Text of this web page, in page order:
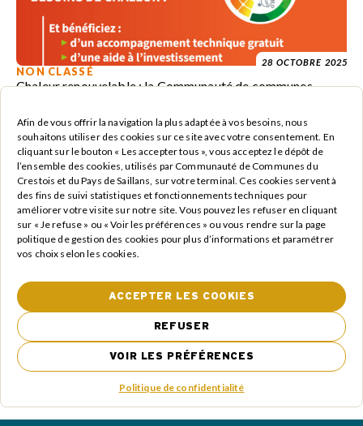
Afin de vous offrir la navigation la plus adaptée à vos besoins, nous
souhaitons utiliser des cookies sur ce site avec votre consentement. En
cliquant sur le bouton « Les accepter tous », vous acceptez le dépôt de
l’ensemble des cookies, utilisés par Communauté de Communes du
Crestois et du Pays de Saillans, sur votre terminal. Ces cookies servent à
des fins de suivi statistiques et fonctionnements techniques pour
améliorer votre visite sur notre site. Vous pouvez les refuser en cliquant
sur « Je refuse » ou « Voir les préférences » ou vous rendre sur la page
politique de gestion des cookies pour plus d’informations et paramétrer
vos choix selon les cookies.
ACCEPTER LES COOKIES
REFUSER
VOIR LES PRÉFÉRENCES
Politique de confidentialité
28 OCTOBRE 2025
NON CLASSÉ
Chaleur renouvelable : la Communauté de communes
24 OCTOBRE 2025
NON CLASSÉ
Enquête publique – Renouvellement d’autorisation
d’exploitation du système d’assainissement du Crestois